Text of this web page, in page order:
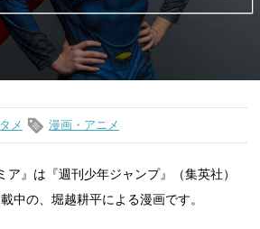
メ 漫画・アニメ
ア』は『週刊少年ジャンプ』（集英社）
中の、堀越耕平による漫画です。